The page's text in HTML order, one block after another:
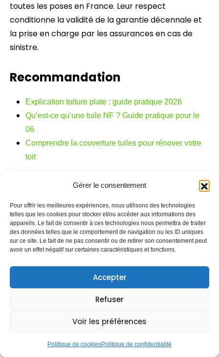
Gérer le consentement
Pour offrir les meilleures expériences, nous utilisons des technologies
telles que les cookies pour stocker et/ou accéder aux informations des
appareils. Le fait de consentir à ces technologies nous permettra de traiter
des données telles que le comportement de navigation ou les ID uniques
sur ce site. Le fait de ne pas consentir ou de retirer son consentement peut
avoir un effet négatif sur certaines caractéristiques et fonctions.
Accepter
Refuser
Voir les préférences
Politique de cookiesPolitique de confidentialité
toutes les poses en France. Leur respect
conditionne la validité de la garantie décennale et
la prise en charge par les assurances en cas de
sinistre.
Recommandation
Explication toiture plate : guide pratique 2026
Qu’est-ce qu’une tuile NF ? Guide pratique pour le
06
Comprendre la couverture tuiles pour rénover votre
toit
Rechercher
Catégories